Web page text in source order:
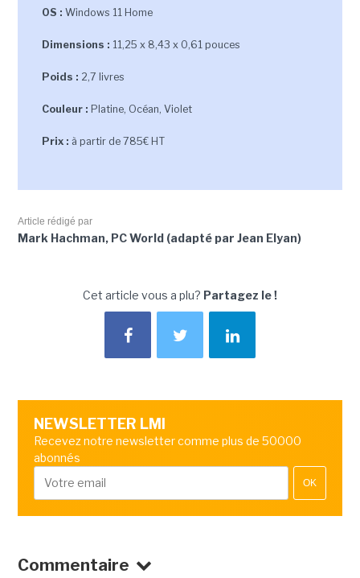
OS : Windows 11 Home
Dimensions : 11,25 x 8,43 x 0,61 pouces
Poids : 2,7 livres
Couleur : Platine, Océan, Violet
Prix : à partir de 785€ HT
Article rédigé par
Mark Hachman, PC World (adapté par Jean Elyan)
Cet article vous a plu? Partagez le !
NEWSLETTER LMI
Recevez notre newsletter comme plus de 50000
abonnés
OK
Commentaire